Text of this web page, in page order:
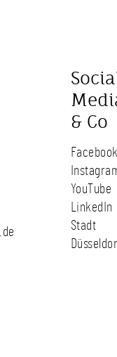
& Co
YouTube
LinkedIn
Stadt